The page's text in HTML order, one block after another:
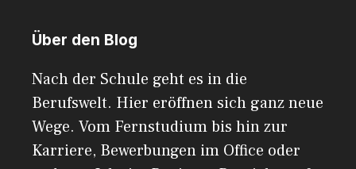
Über den Blog
Nach der Schule geht es in die
Berufswelt. Hier eröffnen sich ganz neue
Wege. Vom Fernstudium bis hin zur
Karriere, Bewerbungen im Office oder